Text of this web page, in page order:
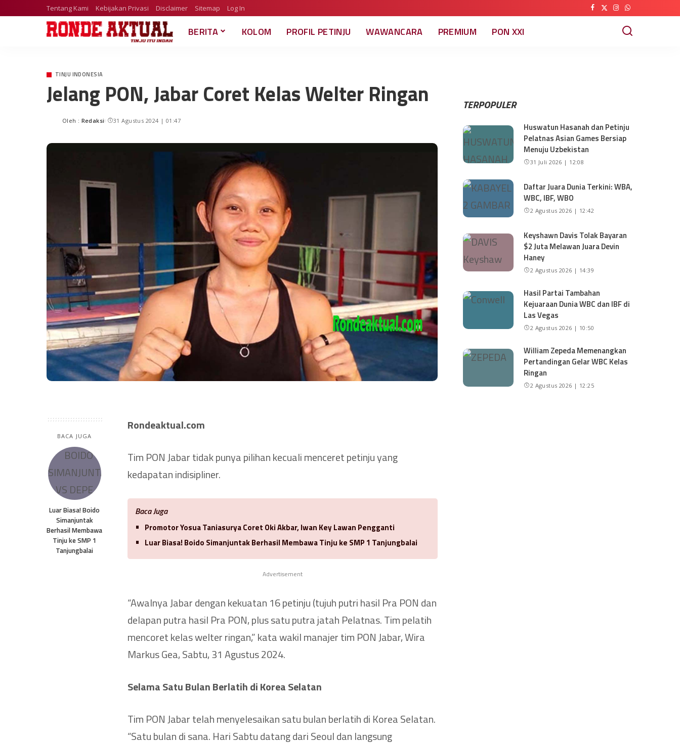
Tentang Kami Kebijakan Privasi Disclaimer Sitemap Log In
BERITA KOLOM PROFIL PETINJU WAWANCARA PREMIUM PON XXI
TINJU INDONESIA
Jelang PON, Jabar Coret Kelas Welter Ringan
Oleh : Redaksi 31 Agustus 2024 | 01:47
BACA JUGA
Luar Biasa! Boido
Simanjuntak
Berhasil Membawa
Tinju ke SMP 1
Tanjungbalai
Rondeaktual.com
Tim PON Jabar tidak punya pilihan kecuali menceret petinju yang
kedapatan indisipliner.
Baca Juga
Promotor Yosua Taniasurya Coret Oki Akbar, Iwan Key Lawan Pengganti
Luar Biasa! Boido Simanjuntak Berhasil Membawa Tinju ke SMP 1 Tanjungbalai
Advertisement
“Awalnya Jabar dengan kekuatan 16 petinju (tujuh putri hasil Pra PON dan
delapan putra hasil Pra PON, plus satu putra jatah Pelatnas. Tim pelatih
mencoret kelas welter ringan,” kata wakil manajer tim PON Jabar, Wira
Markus Gea, Sabtu, 31 Agustus 2024.
Selama Satu Bulan Berlatih di Korea Selatan
Tim PON Jabar telah menyelesaikan satu bulan berlatih di Korea Selatan.
“Satu bulan di sana. Hari Sabtu datang dari Seoul dan langsung
TERPOPULER
Huswatun Hasanah dan Petinju
Pelatnas Asian Games Bersiap
Menuju Uzbekistan
31 Juli 2026 | 12:08
Daftar Juara Dunia Terkini: WBA,
WBC, IBF, WBO
2 Agustus 2026 | 12:42
Keyshawn Davis Tolak Bayaran
$2 Juta Melawan Juara Devin
Haney
2 Agustus 2026 | 14:39
Hasil Partai Tambahan
Kejuaraan Dunia WBC dan IBF di
Las Vegas
2 Agustus 2026 | 10:50
William Zepeda Memenangkan
Pertandingan Gelar WBC Kelas
Ringan
2 Agustus 2026 | 12:25